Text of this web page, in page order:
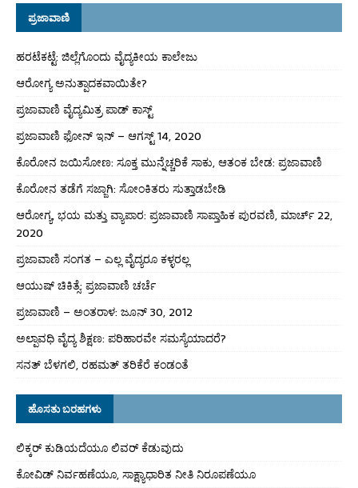
ಪ್ರಜಾವಾಣಿ
ಹರಟೆಕಟ್ಟೆ: ಜಿಲ್ಲೆಗೊಂದು ವೈದ್ಯಕೀಯ ಕಾಲೇಜು
ಆರೋಗ್ಯ ಅನುತ್ಪಾದಕವಾಯಿತೇ?
ಪ್ರಜಾವಾಣಿ ವೈದ್ಯಮಿತ್ರ ಪಾಡ್ ಕಾಸ್ಟ್
ಪ್ರಜಾವಾಣಿ ಫೋನ್ ಇನ್ – ಆಗಸ್ಟ್ 14, 2020
ಕೊರೋನ ಜಯಿಸೋಣ: ಸೂಕ್ತ ಮುನ್ನೆಚ್ಚರಿಕೆ ಸಾಕು, ಆತಂಕ ಬೇಡ: ಪ್ರಜಾವಾಣಿ
ಕೊರೋನ ತಡೆಗೆ ಸಜ್ಜಾಗಿ: ಸೋಂಕಿತರು ಸುತ್ತಾಡಬೇಡಿ
ಆರೋಗ್ಯ, ಭಯ ಮತ್ತು ವ್ಯಾಪಾರ: ಪ್ರಜಾವಾಣಿ ಸಾಪ್ತಾಹಿಕ ಪುರವಣಿ, ಮಾರ್ಚ್ 22,
2020
ಪ್ರಜಾವಾಣಿ ಸಂಗತ – ಎಲ್ಲ ವೈದ್ಯರೂ ಕಳ್ಳರಲ್ಲ
ಆಯುಷ್ ಚಿಕಿತ್ಸೆ: ಪ್ರಜಾವಾಣಿ ಚರ್ಚೆ
ಪ್ರಜಾವಾಣಿ – ಅಂತರಾಳ: ಜೂನ್ 30, 2012
ಅಲ್ಪಾವಧಿ ವೈದ್ಯ ಶಿಕ್ಷಣ: ಪರಿಹಾರವೇ ಸಮಸ್ಯೆಯಾದರೆ?
ಸನತ್ ಬೆಳಗಲಿ, ರಹಮತ್ ತರಿಕೆರೆ ಕಂಡಂತೆ
ಹೊಸತು ಬರಹಗಳು
ಲಿಕ್ಕರ್ ಕುಡಿಯದೆಯೂ ಲಿವರ್ ಕೆಡುವುದು
ಕೋವಿಡ್ ನಿರ್ವಹಣೆಯೂ, ಸಾಕ್ಷ್ಯಾಧಾರಿತ ನೀತಿ ನಿರೂಪಣೆಯೂ